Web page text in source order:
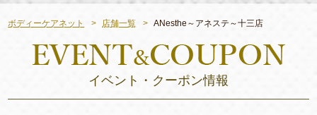
ボディーケアネット 店舗一覧 ANesthe～アネステ～十三店
イベント・クーポン情報